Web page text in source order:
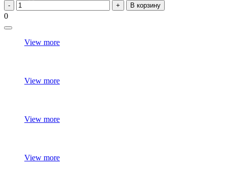
В корзину
0
View more
View more
View more
View more